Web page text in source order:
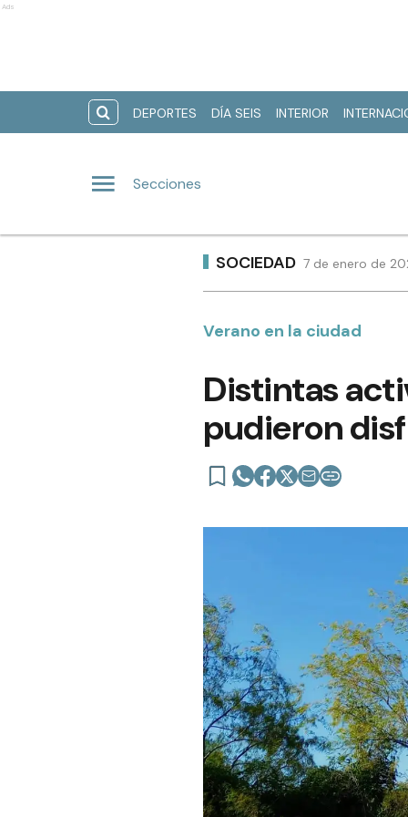
Ads
DEPORTES DÍA SEIS INTERIOR
Secciones
SOCIEDAD 7 de enero de
Verano en la ciudad
Distintas
pudieron